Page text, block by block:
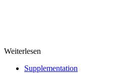
Weiterlesen
Supplementation